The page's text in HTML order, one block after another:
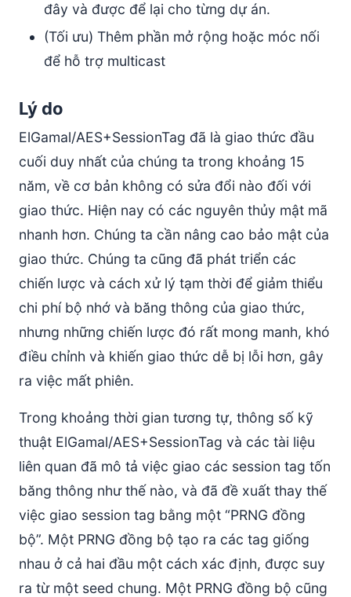
đây và được để lại cho từng dự án.
(Tối ưu) Thêm phần mở rộng hoặc móc nối
để hỗ trợ multicast
Lý do
ElGamal/AES+SessionTag đã là giao thức đầu
cuối duy nhất của chúng ta trong khoảng 15
năm, về cơ bản không có sửa đổi nào đối với
giao thức. Hiện nay có các nguyên thủy mật mã
nhanh hơn. Chúng ta cần nâng cao bảo mật của
giao thức. Chúng ta cũng đã phát triển các
chiến lược và cách xử lý tạm thời để giảm thiểu
chi phí bộ nhớ và băng thông của giao thức,
nhưng những chiến lược đó rất mong manh, khó
điều chỉnh và khiến giao thức dễ bị lỗi hơn, gây
ra việc mất phiên.
Trong khoảng thời gian tương tự, thông số kỹ
thuật ElGamal/AES+SessionTag và các tài liệu
liên quan đã mô tả việc giao các session tag tốn
băng thông như thế nào, và đã đề xuất thay thế
việc giao session tag bằng một “PRNG đồng
bộ”. Một PRNG đồng bộ tạo ra các tag giống
nhau ở cả hai đầu một cách xác định, được suy
ra từ một seed chung. Một PRNG đồng bộ cũng